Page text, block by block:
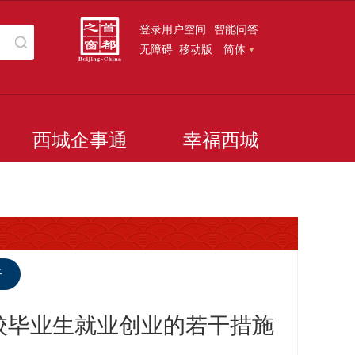
登录用户空间 智能问答
无障碍 移动版 简体
西城企事通 幸福西城
业生就业创业的若干措施